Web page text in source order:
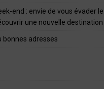
end : envie de vous évader
une nouvelle destination
bonnes adresses